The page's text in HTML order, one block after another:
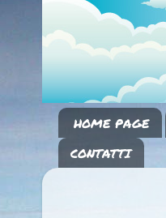
HOME PAGE
CONTATTI